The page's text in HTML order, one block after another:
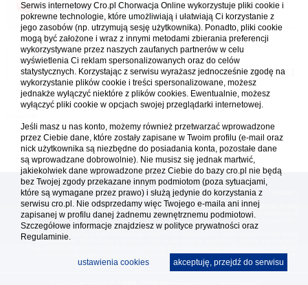
roamingu - dyskusja
wWakacje 2026
marekkowalak
26.05.2026 18:44
Forum Chorwacja Online - Cro.pl
Usuń ciasteczka• Strefa czasowa: UTC + 1 (Polska - czas zimowy) [ DST
[reklama ] [
Platforma cro.pl© Chorwacja online™ wykorzystuje cookies do prawidłowego działania, te pliki
gromadzą na Twoim komputerze dane ułatwiające korzystanie z serwisu; więcej informacji w
Redakcja platformy cro.pl© Chorwacja online™ nie odpowiada za treści zamieszczone przez
użytkowników. Korzystanie z serwisu oznacza akceptację regulaminu. Serwis ma charakter
się organizacją imprez turystycznych oraz nie odpowiada za treść zamieszczonych reklam.
Serwis internetowy Cro.pl Chorwacja Online wykorzystuje pliki cookie i
pokrewne technologie, które umożliwiają i ułatwiają Ci korzystanie z
jego zasobów (np. utrzymują sesję użytkownika). Ponadto, pliki cookie
mogą być założone i wraz z innymi metodami zbierania preferencji
wykorzystywane przez naszych zaufanych partnerów w celu
wyświetlenia Ci reklam spersonalizowanych oraz do celów
statystycznych. Korzystając z serwisu wyrażasz jednocześnie zgodę na
wykorzystanie plików cookie i treści spersonalizowane, możesz
jednakże wyłączyć niektóre z plików cookies. Ewentualnie, możesz
wyłączyć pliki cookie w opcjach swojej przeglądarki internetowej.
Jeśli masz u nas konto, możemy również przetwarzać wprowadzone
przez Ciebie dane, które zostały zapisane w Twoim profilu (e-mail oraz
nick użytkownika są niezbędne do posiadania konta, pozostałe dane
są wprowadzane dobrowolnie). Nie musisz się jednak martwić,
jakiekolwiek dane wprowadzone przez Ciebie do bazy cro.pl nie będą
bez Twojej zgody przekazane innym podmiotom (poza sytuacjami,
które są wymagane przez prawo) i służą jedynie do korzystania z
serwisu cro.pl. Nie odsprzedamy więc Twojego e-maila ani innej
zapisanej w profilu danej żadnemu zewnętrznemu podmiotowi.
Szczegółowe informacje znajdziesz w polityce prywatności oraz
Regulaminie.
akceptuję, przejdź do serwisu
ustawienia cookies